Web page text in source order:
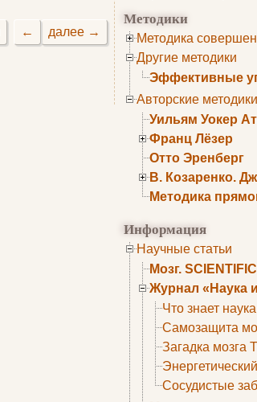
Методики
Методика
Другие методики
Эффективные
Авторские методики
Уильям Уокер
Франц Лёзер
Отто Эренберг
В. Козаренко.
Методика
Информация
Научные статьи
Мозг.
Журнал «Наука
Что знает
Самозащита
Загадка мозга
Сосудистые
далее →
←